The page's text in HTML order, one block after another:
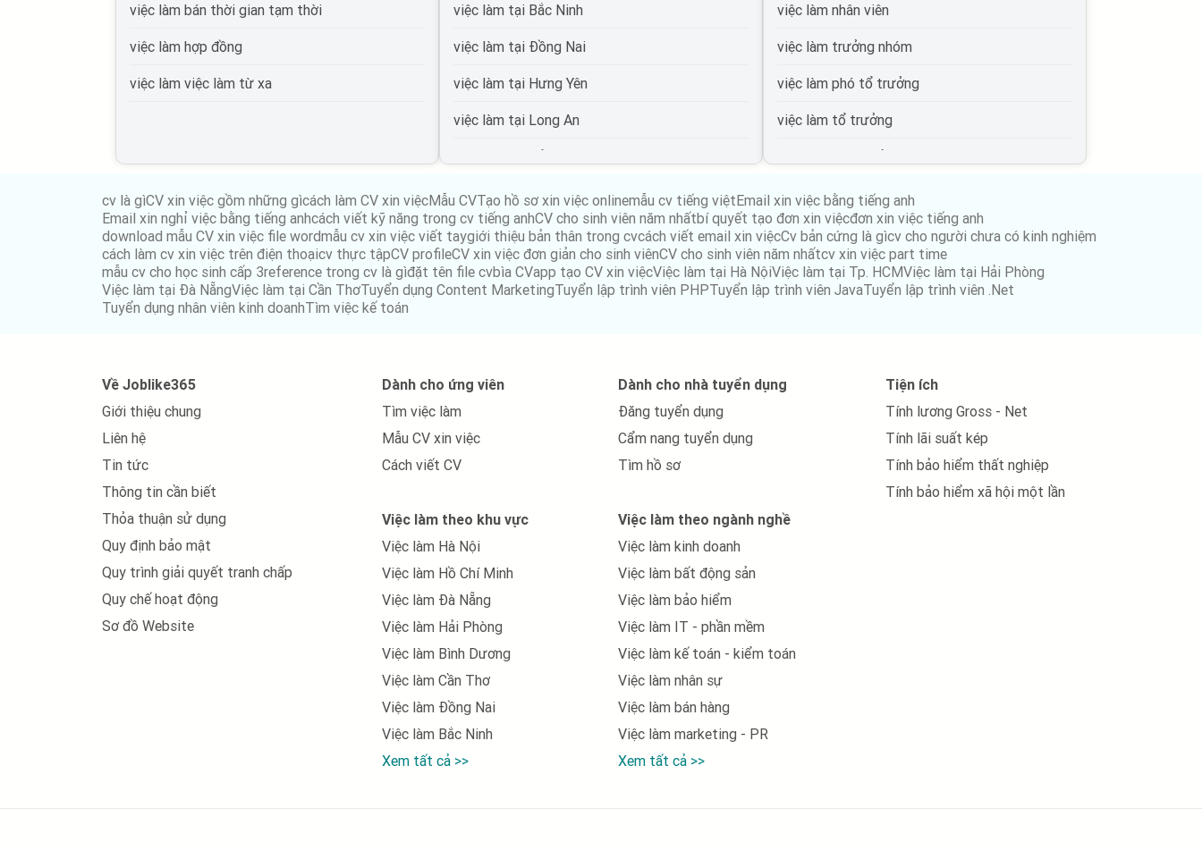
việc làm Giao thông vận tải, thủy lợi, cầu đường
việc làm Thương mại điện tử
việc làm Giáo dục, đào tạo
việc làm Bưu chính viễn thông
việc làm Tư vấn
việc làm Cơ khí chế tạo
việc làm Mỹ phẩm, thời trang, trang sức
việc làm Điện lạnh
việc làm Bảo trì
việc làm Xuất nhập khẩu
việc làm Môi trường, xử lý chất thải
việc làm Thiết kế, mỹ thuật
việc làm Nhân sự
việc làm Xây dựng
việc làm Ngân hàng, chứng khoán, đầu tư
việc làm bán thời gian tạm thời
việc làm hợp đồng
việc làm việc làm từ xa
việc làm tại Bắc Ninh
việc làm tại Đồng Nai
việc làm tại Hưng Yên
việc làm tại Long An
việc làm tại An Giang
việc làm tại Bà Rịa Vũng Tàu
việc làm tại Bắc Giang
việc làm tại Bắc Kạn
việc làm tại Bến Tre
việc làm tại Bình Phước
việc làm tại Bình Thuận
việc làm tại Cà Mau
việc làm tại Cao Bằng
việc làm tại Gia Lai
việc làm tại Hà Nam
việc làm tại Hà Tĩnh
việc làm nhân viên
việc làm trưởng nhóm
việc làm phó tổ trưởng
việc làm tổ trưởng
việc làm trưởng phòng
việc làm phó giám đốc
việc làm giám đốc
việc làm phó tổng giám đốc
việc làm quản lý cấp trung
việc làm quản lý cấp cao
cv là gìCV xin việc gồm những gìcách làm CV xin việcMẫu CVTạo hồ sơ xin việc onlinemẫu cv tiếng việtEmail xin việc bằng tiếng anh
Email xin nghỉ việc bằng tiếng anhcách viết kỹ năng trong cv tiếng anhCV cho sinh viên năm nhấtbí quyết tạo đơn xin việcđơn xin việc tiếng anh
download mẫu CV xin việc file wordmẫu cv xin việc viết taygiới thiệu bản thân trong cvcách viết email xin việcCv bản cứng là gìcv cho người chưa có kinh nghiệm
cách làm cv xin việc trên điện thoạicv thực tậpCV profileCV xin việc đơn giản cho sinh viênCV cho sinh viên năm nhấtcv xin việc part time
mẫu cv cho học sinh cấp 3reference trong cv là gìđặt tên file cvbìa CVapp tạo CV xin việcViệc làm tại Hà NộiViệc làm tại Tp. HCMViệc làm tại Hải Phòng
Việc làm tại Đà NẵngViệc làm tại Cần ThơTuyển dụng Content MarketingTuyển lập trình viên PHPTuyển lập trình viên JavaTuyển lập trình viên .Net
Tuyển dụng nhân viên kinh doanhTìm việc kế toán
Về Joblike365
Giới thiệu chung
Liên hệ
Tin tức
Thông tin cần biết
Thỏa thuận sử dụng
Quy định bảo mật
Quy trình giải quyết tranh chấp
Quy chế hoạt động
Sơ đồ Website
Dành cho ứng viên
Tìm việc làm
Mẫu CV xin việc
Cách viết CV
Việc làm theo khu vực
Việc làm Hà Nội
Việc làm Hồ Chí Minh
Việc làm Đà Nẵng
Việc làm Hải Phòng
Việc làm Bình Dương
Việc làm Cần Thơ
Việc làm Đồng Nai
Việc làm Bắc Ninh
Xem tất cả >>
Dành cho nhà tuyển dụng
Đăng tuyển dụng
Cẩm nang tuyển dụng
Tìm hồ sơ
Việc làm theo ngành nghề
Việc làm kinh doanh
Việc làm bất động sản
Việc làm bảo hiểm
Việc làm IT - phần mềm
Việc làm kế toán - kiểm toán
Việc làm nhân sự
Việc làm bán hàng
Việc làm marketing - PR
Xem tất cả >>
Tiện ích
Tính lương Gross - Net
Tính lãi suất kép
Tính bảo hiểm thất nghiệp
Tính bảo hiểm xã hội một lần